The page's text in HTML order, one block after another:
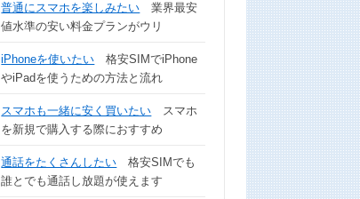
普通にスマホを楽しみたい 業界最安
値水準の安い料金プランがウリ
iPhoneを使いたい 格安SIMでiPhone
やiPadを使うための方法と流れ
スマホも一緒に安く買いたい スマホ
を新規で購入する際におすすめ
通話をたくさんしたい 格安SIMでも
誰とでも通話し放題が使えます